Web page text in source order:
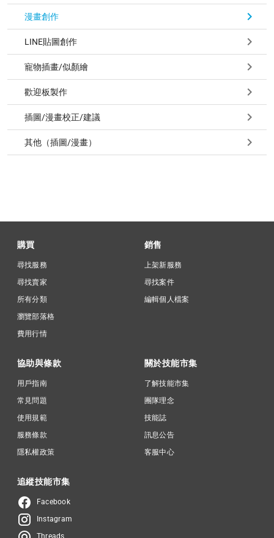
漫畫創作
LINE貼圖創作
寵物插畫/似顏繪
歡迎板製作
插圖/漫畫校正/建議
其他（插圖/漫畫）
購買
尋找服務
尋找賣家
所有分類
瀏覽部落格
費用行情
銷售
上架新服務
尋找案件
編輯個人檔案
協助與條款
用戶指南
常見問題
使用規範
服務條款
隱私權政策
關於技能市集
了解技能市集
團隊理念
技能誌
訊息公告
客服中心
追縱技能市集
Facebook
Instagram
Threads